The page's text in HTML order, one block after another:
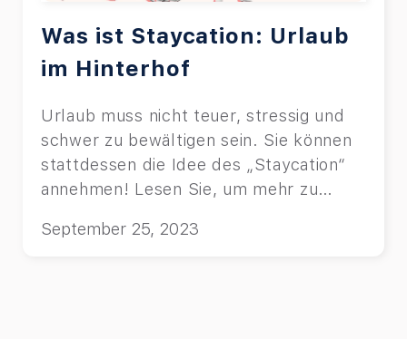
Was ist Staycation: Urlaub
im Hinterhof
Urlaub muss nicht teuer, stressig und
schwer zu bewältigen sein. Sie können
stattdessen die Idee des „Staycation“
annehmen! Lesen Sie, um mehr zu
September 25, 2023